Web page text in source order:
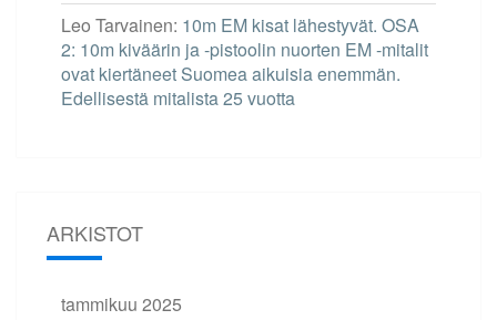
Leo Tarvainen: 10m EM kisat lähestyvät. OSA
2: 10m kiväärin ja -pistoolin nuorten EM -mitalit
ovat kiertäneet Suomea aikuisia enemmän.
Edellisestä mitalista 25 vuotta
ARKISTOT
tammikuu 2025